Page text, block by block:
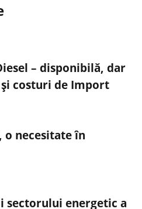
– disponibilă, dar
costuri de Import
o necesitate în
sectorului energetic a